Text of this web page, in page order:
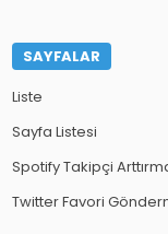
SAYFALAR
Liste
Sayfa Listesi
Spotify Takipçi
Twitter Favori